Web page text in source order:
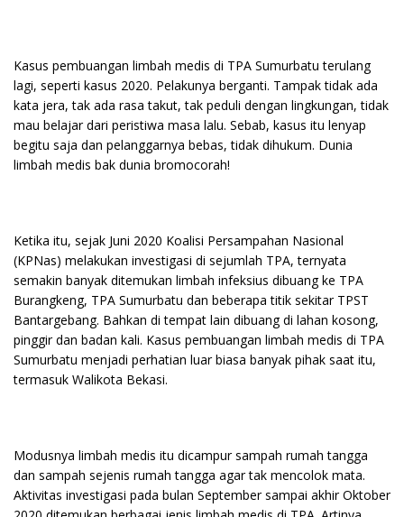
Kasus pembuangan limbah medis di TPA Sumurbatu terulang
lagi, seperti kasus 2020. Pelakunya berganti. Tampak tidak ada
kata jera, tak ada rasa takut, tak peduli dengan lingkungan, tidak
mau belajar dari peristiwa masa lalu. Sebab, kasus itu lenyap
begitu saja dan pelanggarnya bebas, tidak dihukum. Dunia
limbah medis bak dunia bromocorah!
Ketika itu, sejak Juni 2020 Koalisi Persampahan Nasional
(KPNas) melakukan investigasi di sejumlah TPA, ternyata
semakin banyak ditemukan limbah infeksius dibuang ke TPA
Burangkeng, TPA Sumurbatu dan beberapa titik sekitar TPST
Bantargebang. Bahkan di tempat lain dibuang di lahan kosong,
pinggir dan badan kali. Kasus pembuangan limbah medis di TPA
Sumurbatu menjadi perhatian luar biasa banyak pihak saat itu,
termasuk Walikota Bekasi.
Modusnya limbah medis itu dicampur sampah rumah tangga
dan sampah sejenis rumah tangga agar tak mencolok mata.
Aktivitas investigasi pada bulan September sampai akhir Oktober